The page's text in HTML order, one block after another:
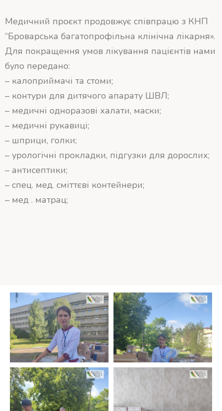
Медичний проєкт продовжує співпрацю з КНП
“Броварська багатопрофільна клінічна лікарня».
Для покращення умов лікування пацієнтів нами
було передано:
– калоприймачі та стоми;
– контури для дитячого апарату ШВЛ;
– медичні одноразові халати, маски;
– медичні рукавиці;
– шприци, голки;
– урологічні прокладки, підгузки для дорослих;
– антисептики;
– спец. мед. сміттєві контейнери;
– мед . матрац;